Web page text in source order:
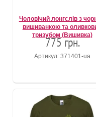
Чоловічий лонгслів з
вишиванкою та
тризубом (Вишивка)
775 грн.
Артикул: 371401-ua